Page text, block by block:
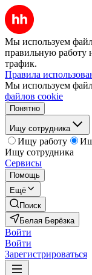
Мы используем
правильную работу
трафик.
Правила
Мы используем
файлов cookie
Понятно
Ищу сотрудника
Ищу работу
Ищу сотрудника
Сервисы
Помощь
Ещё
Поиск
Белая Берёзка
Войти
Войти
Зарегистрироваться